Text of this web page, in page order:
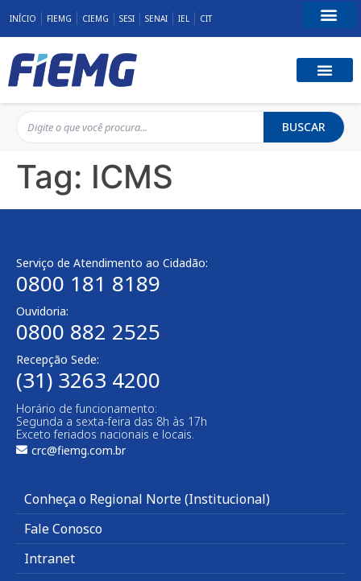
INÍCIO FIEMG CIEMG SESI SENAI IEL CIT
BUSCAR
Tag: ICMS
Serviço de Atendimento ao Cidadão:
0800 181 8189
Ouvidoria:
0800 882 2525
Recepção Sede:
(31) 3263 4200
Horário de funcionamento:
Segunda a sexta-feira das 8h às 17h
Exceto feriados nacionais e locais.
crc@fiemg.com.br
Conheça o Regional Norte (Institucional)
Fale Conosco
Intranet